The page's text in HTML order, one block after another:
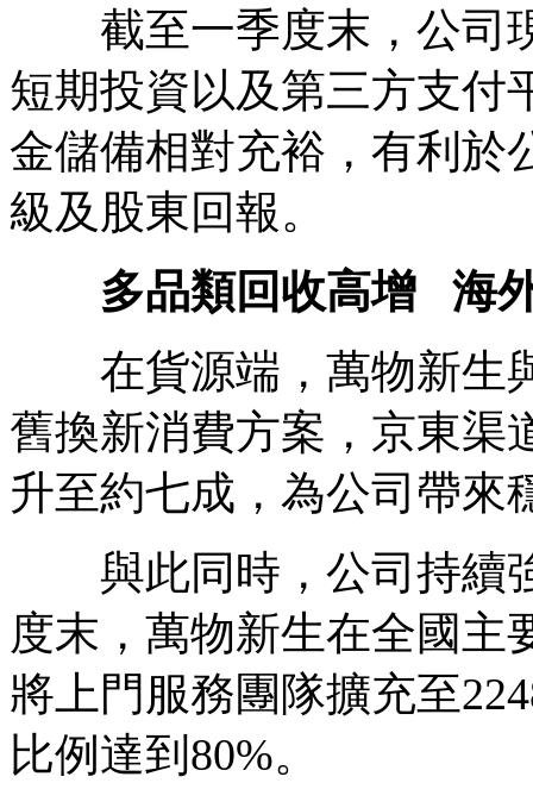
截至一季度末，公司
短期投資以及第三方支付
金儲備相對充裕，有利於
級及股東回報。
多品類回收高增
海
在貨源端，萬物新生
舊換新消費方案，京東渠
升至約七成，為公司帶來
與此同時，公司持續
度末，萬物新生在全國主
將上門服務團隊擴充至
比例達到80%。